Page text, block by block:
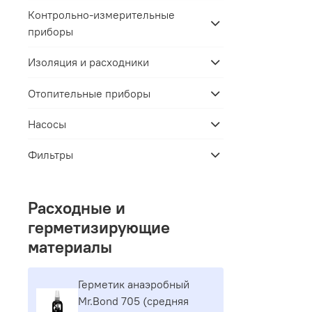
Контрольно-измерительные
приборы
Изоляция и расходники
Отопительные приборы
Насосы
Фильтры
Расходные и
герметизирующие
материалы
Герметик aнaэpoбный
Mr.Bond 705 (средняя